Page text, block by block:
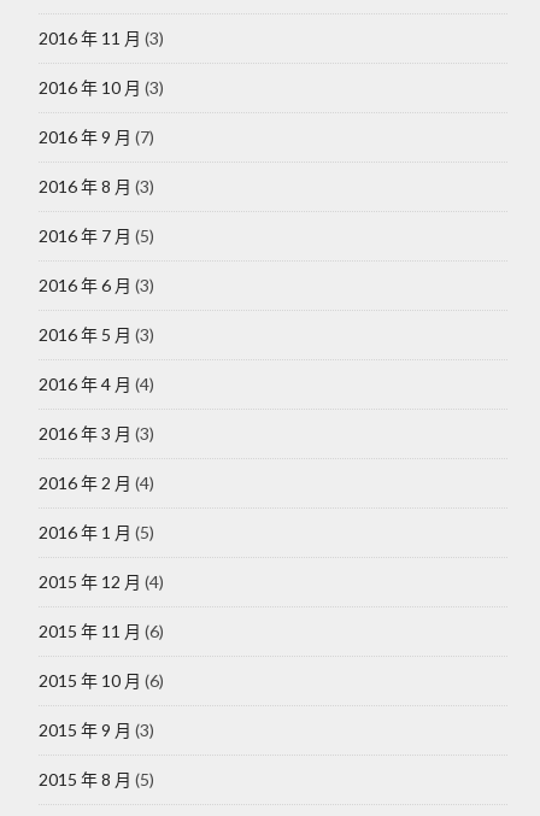
2016 年 11 月 (3)
2016 年 10 月 (3)
2016 年 9 月 (7)
2016 年 8 月 (3)
2016 年 7 月 (5)
2016 年 6 月 (3)
2016 年 5 月 (3)
2016 年 4 月 (4)
2016 年 3 月 (3)
2016 年 2 月 (4)
2016 年 1 月 (5)
2015 年 12 月 (4)
2015 年 11 月 (6)
2015 年 10 月 (6)
2015 年 9 月 (3)
2015 年 8 月 (5)